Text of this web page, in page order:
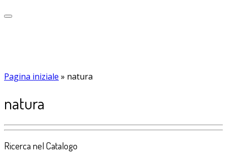
Pagina iniziale » natura
natura
Ricerca nel Catalogo